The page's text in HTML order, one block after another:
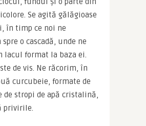
Se agită gălăgioase
în timp ce noi ne
o cascadă, unde ne
lacul format la baza ei.
de vis. Ne răcorim, în
curcubeie, formate de
stropi de apă cristalină,
privirile.